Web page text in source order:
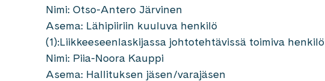
Nimi: Otso-Antero Järvinen
Asema: Lähipiiriin kuuluva henkilö
(1):Liikkeeseenlaskijassa johtotehtävissä toimiva henkilö
Nimi: Piia-Noora Kauppi
Asema: Hallituksen jäsen/varajäsen